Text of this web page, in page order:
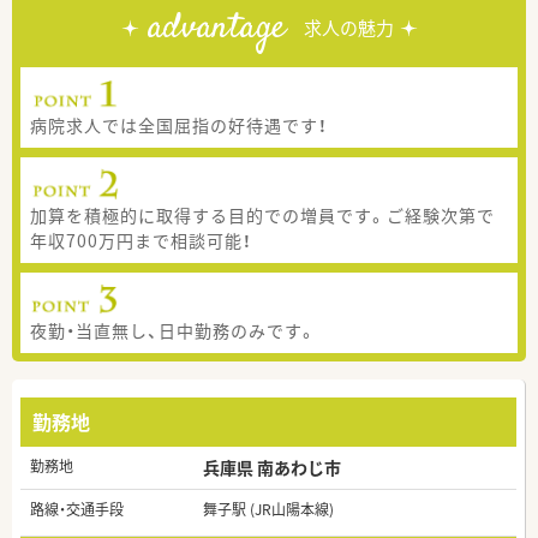
advantage 求人の魅力
病院求人では全国屈指の好待遇です！
加算を積極的に取得する目的での増員です。ご経験次第で
年収700万円まで相談可能！
夜勤・当直無し、日中勤務のみです。
勤務地
勤務地 兵庫県 南あわじ市
路線・交通手段 舞子駅 (JR山陽本線)